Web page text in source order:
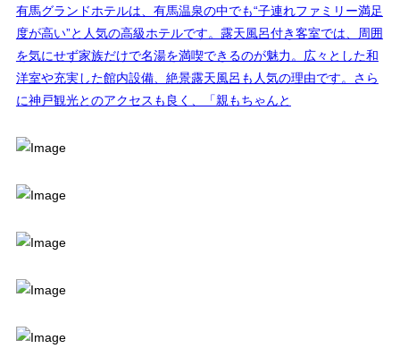
有馬グランドホテルは、有馬温泉の中でも“子連れファミリー満足
度が高い”と人気の高級ホテルです。露天風呂付き客室では、周囲
を気にせず家族だけで名湯を満喫できるのが魅力。広々とした和
洋室や充実した館内設備、絶景露天風呂も人気の理由です。さら
に神戸観光とのアクセスも良く、「親もちゃんと